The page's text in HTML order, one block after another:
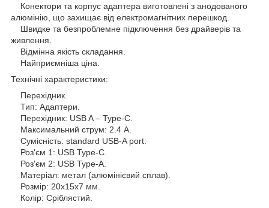
Конектори та корпус адаптера виготовлені з анодованого
алюмінію, що захищає від електромагнітних перешкод.
Швидке та безпроблемне підключення без драйверів та
живлення.
Відмінна якість складання.
Найприємніша ціна.
Технічні характеристики:
Перехідник.
Тип: Адаптери.
Перехідник: USB A – Type-C.
Максимальний струм: 2.4 А.
Сумісність: standard USB-A port.
Роз'єм 1: USB Type-C.
Роз'єм 2: USB Type-A.
Матеріал: метал (алюмінієвий сплав).
Розмір: 20х15х7 мм.
Колір: Сріблястий.